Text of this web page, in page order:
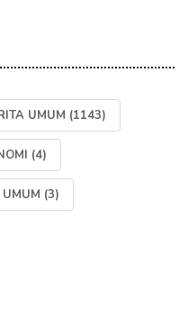
UMUM (1143)
(4)
(3)